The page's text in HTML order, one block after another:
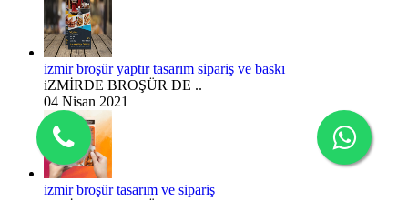
izmir broşür yaptır tasarım sipariş ve baskı
iZMİRDE BROŞÜR DE ..
04 Nisan 2021
izmir broşür tasarım ve sipariş